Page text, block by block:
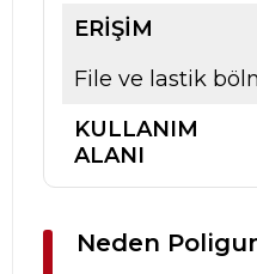
ERIŞIM
File ve lastik
KULLANIM
ALANI
Neden